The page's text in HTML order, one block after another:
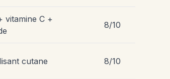
vitamine C +
8/10
cutane 8/10